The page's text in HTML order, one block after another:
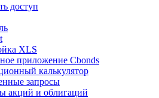
доступ
XLS
приложение Cbonds
калькулятор
запросы
акций и облигаций